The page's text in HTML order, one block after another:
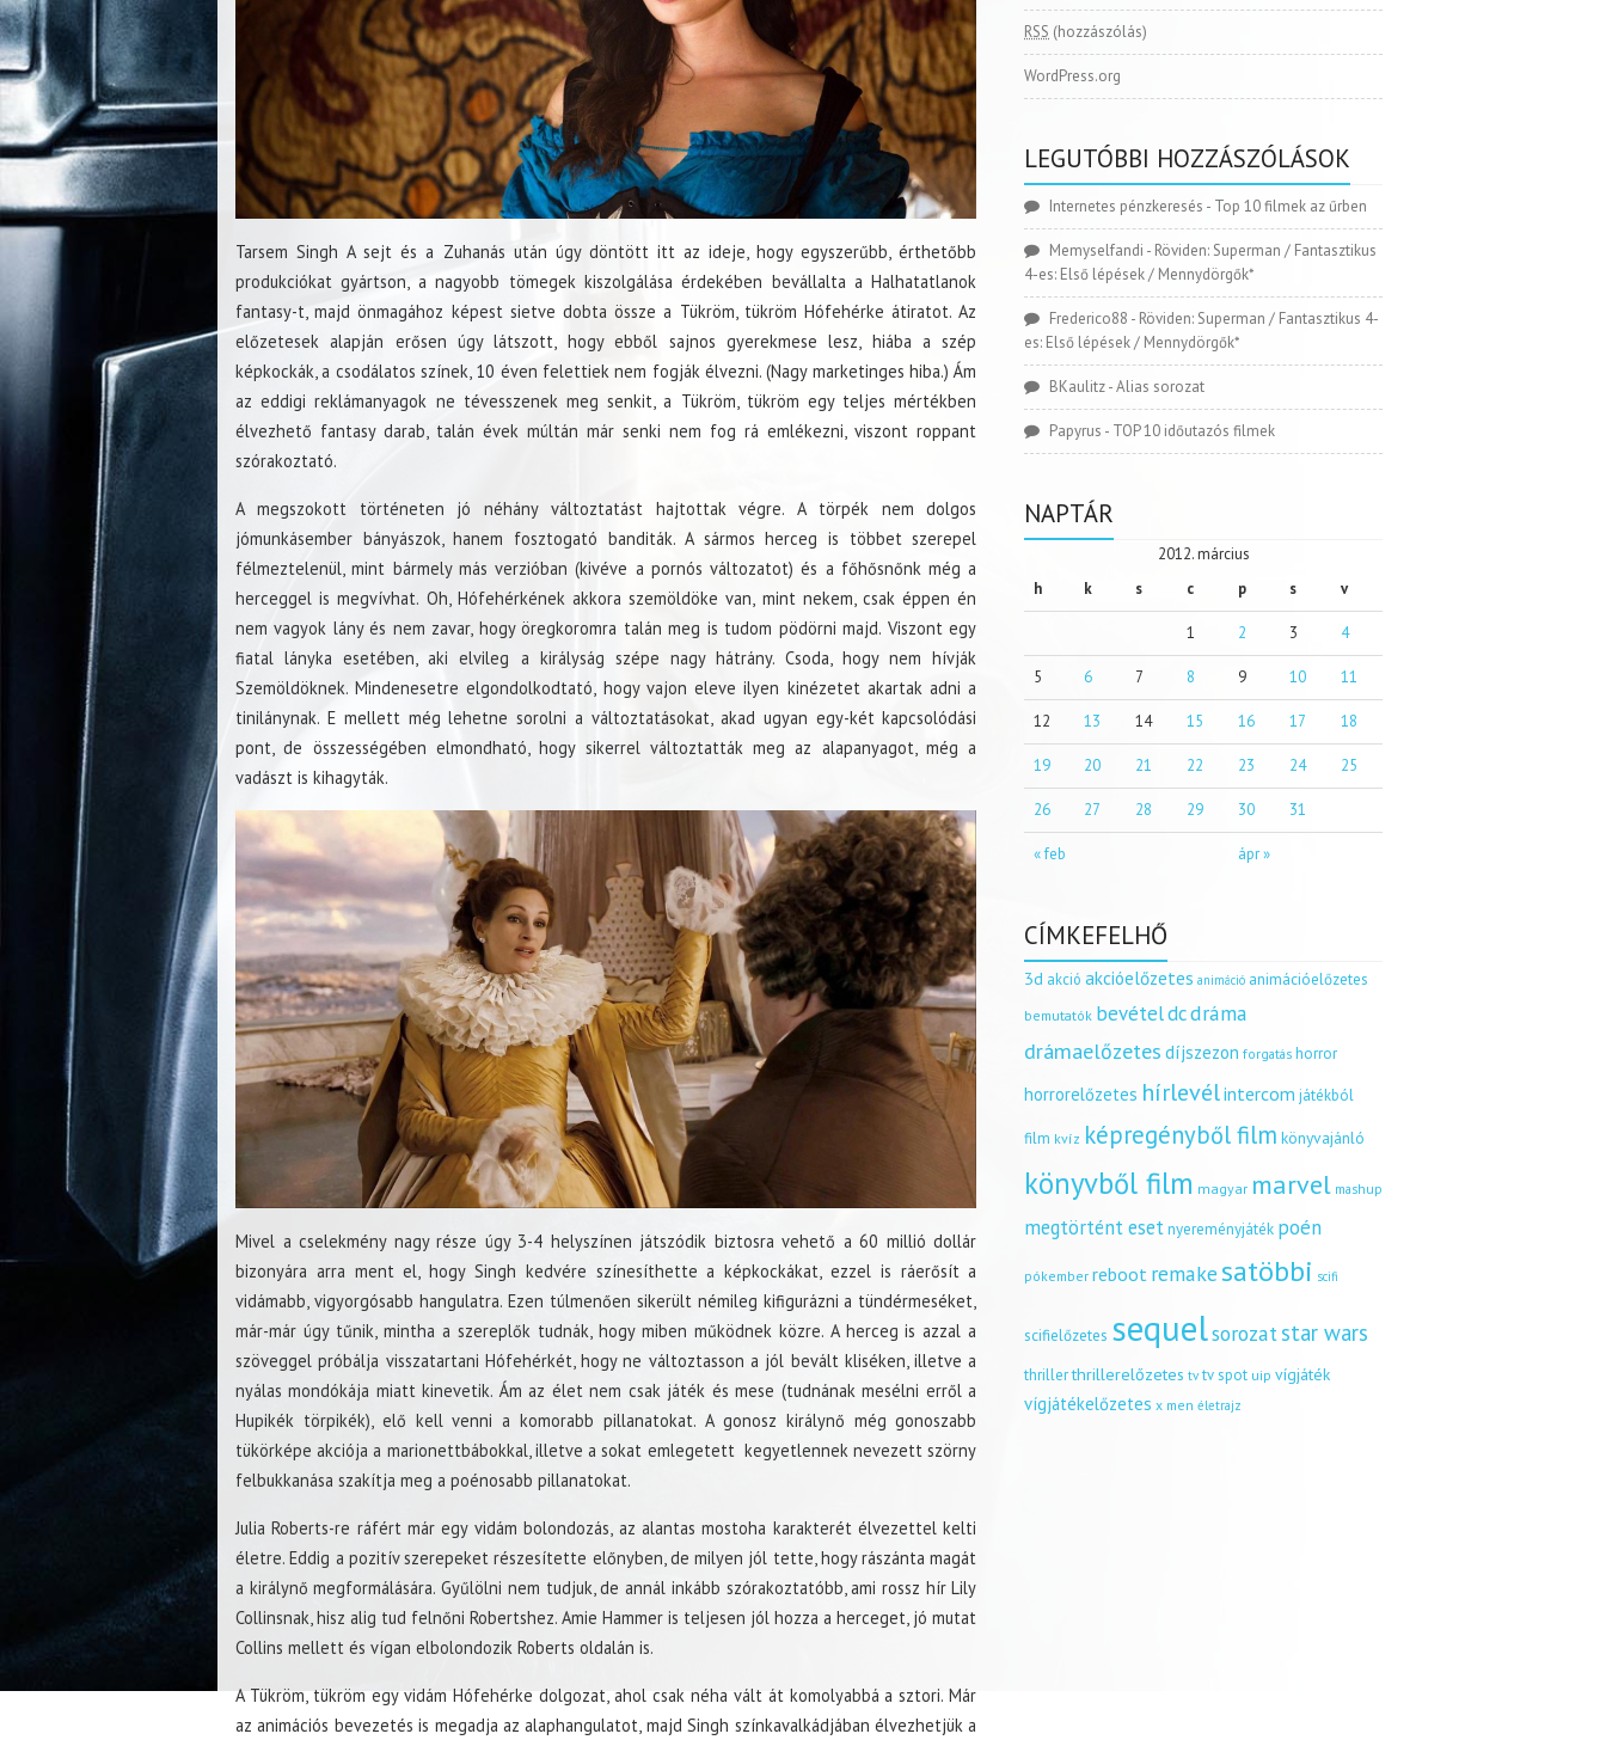
Tarsem Singh A sejt és a Zuhanás után úgy döntött itt az ideje, hogy egyszerűbb, érthetőbb
produkciókat gyártson, a nagyobb tömegek kiszolgálása érdekében bevállalta a Halhatatlanok
fantasy-t, majd önmagához képest sietve dobta össze a Tükröm, tükröm Hófehérke átiratot. Az
előzetesek alapján erősen úgy látszott, hogy ebből sajnos gyerekmese lesz, hiába a szép
képkockák, a csodálatos színek, 10 éven felettiek nem fogják élvezni. (Nagy marketinges hiba.) Ám
az eddigi reklámanyagok ne tévesszenek meg senkit, a Tükröm, tükröm egy teljes mértékben
élvezhető fantasy darab, talán évek múltán már senki nem fog rá emlékezni, viszont roppant
szórakoztató.
A megszokott történeten jó néhány változtatást hajtottak végre. A törpék nem dolgos
jómunkásember bányászok, hanem fosztogató banditák. A sármos herceg is többet szerepel
félmeztelenül, mint bármely más verzióban (kivéve a pornós változatot) és a főhősnőnk még a
herceggel is megvívhat. Oh, Hófehérkének akkora szemöldöke van, mint nekem, csak éppen én
nem vagyok lány és nem zavar, hogy öregkoromra talán meg is tudom pödörni majd. Viszont egy
fiatal lányka esetében, aki elvileg a királyság szépe nagy hátrány. Csoda, hogy nem hívják
Szemöldöknek. Mindenesetre elgondolkodtató, hogy vajon eleve ilyen kinézetet akartak adni a
tinilánynak. E mellett még lehetne sorolni a változtatásokat, akad ugyan egy-két kapcsolódási
pont, de összességében elmondható, hogy sikerrel változtatták meg az alapanyagot, még a
vadászt is kihagyták.
Mivel a cselekmény nagy része úgy 3-4 helyszínen játszódik biztosra vehető a 60 millió dollár
bizonyára arra ment el, hogy Singh kedvére színesíthette a képkockákat, ezzel is ráerősít a
vidámabb, vigyorgósabb hangulatra. Ezen túlmenően sikerült némileg kifigurázni a tündérmeséket,
már-már úgy tűnik, mintha a szereplők tudnák, hogy miben működnek közre. A herceg is azzal a
szöveggel próbálja visszatartani Hófehérkét, hogy ne változtasson a jól bevált kliséken, illetve a
nyálas mondókája miatt kinevetik. Ám az élet nem csak játék és mese (tudnának mesélni erről a
Hupikék törpikék), elő kell venni a komorabb pillanatokat. A gonosz királynő még gonoszabb
tükörképe akciója a marionettbábokkal, illetve a sokat emlegetett kegyetlennek nevezett szörny
felbukkanása szakítja meg a poénosabb pillanatokat.
Julia Roberts-re ráfért már egy vidám bolondozás, az alantas mostoha karakterét élvezettel kelti
életre. Eddig a pozitív szerepeket részesítette előnyben, de milyen jól tette, hogy rászánta magát
a királynő megformálására. Gyűlölni nem tudjuk, de annál inkább szórakoztatóbb, ami rossz hír Lily
Collinsnak, hisz alig tud felnőni Robertshez. Amie Hammer is teljesen jól hozza a herceget, jó mutat
Collins mellett és vígan elbolondozik Roberts oldalán is.
A Tükröm, tükröm egy vidám Hófehérke dolgozat, ahol csak néha vált át komolyabbá a sztori. Már
az animációs bevezetés is megadja az alaphangulatot, majd Singh színkavalkádjában élvezhetjük a
RSS (hozzászólás)
WordPress.org
LEGUTÓBBI HOZZÁSZÓLÁSOK
Internetes pénzkeresés - Top 10 filmek az űrben
Memyselfandi - Röviden: Superman / Fantasztikus
4-es: Első lépések / Mennydörgők*
Frederico88 - Röviden: Superman / Fantasztikus 4-
es: Első lépések / Mennydörgők*
BKaulitz-Alias sorozat
Papyrus - TOP 10 időutazós filmek
NAPTÁR
2012. március
h
k s c p s v
« feb ápr »
1 2 3 4
5 6 7 8 9 10 11
12 13 14 15 16 17 18
19 20 21 22 23 24 25
26 27 28 29 30 31
CÍMKEFELHŐ
3d akció akcióelőzetes animáció animációelőzetes
bemutatók bevételdcdráma
drámaelőzetes díjszezon forgatás horror
horrorelőzetes hírlevélintercom játékból
film kvíz képregényből film könyvajánló
könyvből film magyar marvel mashup
megtörtént esetnyereményjáték poén
pókember reboot remakesatöbbi scifi
scifielőzetes sequelsorozatstar wars
thrillerthrillerelőzetes tv tv spot uip vígjáték
vígjátékelőzetes x men életrajz